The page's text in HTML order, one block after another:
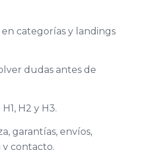
categorías y landings
dudas antes de
H2 y H3.
garantías, envíos,
y contacto.